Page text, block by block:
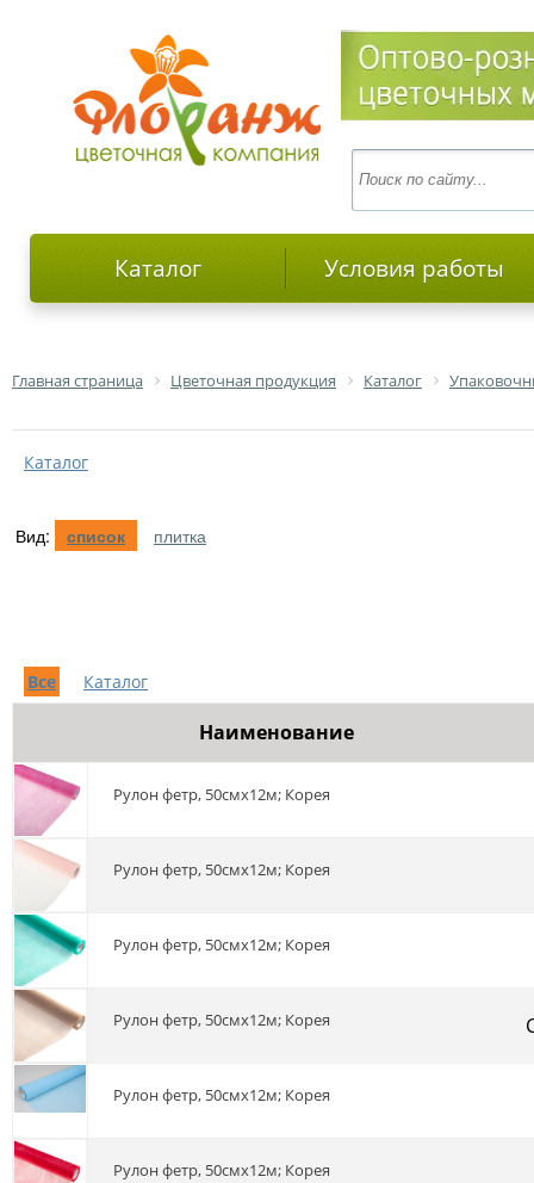
Каталог Условия работы
Главная страница Цветочная продукция Каталог
Каталог
Вид: список плитка
Все Каталог
Наименование
Рулон фетр, 50смх12м; Корея
Рулон фетр, 50смх12м; Корея
Рулон фетр, 50смх12м; Корея
Рулон фетр, 50смх12м; Корея
Рулон фетр, 50смх12м; Корея
Рулон фетр, 50смх12м; Корея